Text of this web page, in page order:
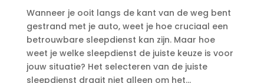
Wanneer je ooit langs de kant van de weg bent
gestrand met je auto, weet je hoe cruciaal een
betrouwbare sleepdienst kan zijn.​ Maar hoe
weet je welke sleepdienst de juiste keuze is voor
jouw situatie? Het selecteren van de juiste
sleepdienst draait niet alleen om het...